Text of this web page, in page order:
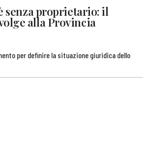
senza proprietario: il
alla Provincia
per definire la situazione giuridica dello